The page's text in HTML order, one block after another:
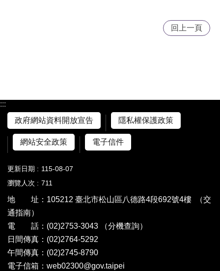
回上一頁
:::
政府網站資料開放宣告
隱私權保護政策
網站安全政策 電子信件
更新日期
115-08-07
瀏覽人次
711
地 址：105212 臺北市松山區八德路4段692號4樓
（交
通指南）
電 話：(02)2753-3043
（分機查詢）
日間傳真：(02)2764-5292
午間傳真：(02)2745-8790
電子信箱：web02300@gov.taipei